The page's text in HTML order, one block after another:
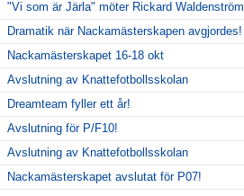
"Vi som är Järla" möter Rickard Waldenström
Dramatik när Nackamästerskapen avgjordes!
Nackamästerskapet 16-18 okt
Avslutning av Knattefotbollsskolan
Dreamteam fyller ett år!
Avslutning för P/F10!
Avslutning av Knattefotbollsskolan
Nackamästerskapet avslutat för P07!